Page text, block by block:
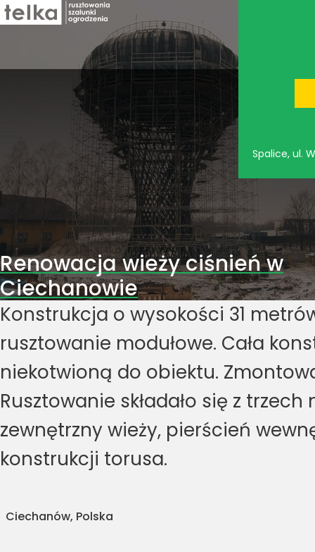
Spalice, ul.
Renowacja wieży ciśnień w
Ciechanowie
Konstrukcja o wysokości 31
rusztowanie modułowe. Cała
niekotwioną do obiektu.
Rusztowanie składało się z
zewnętrzny wieży, pierścień
konstrukcji torusa.
Ciechanów, Polska